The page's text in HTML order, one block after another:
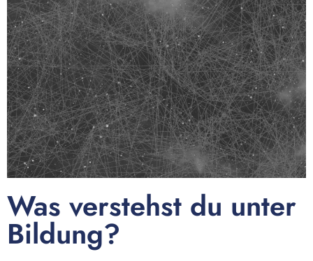
Was verstehst du unter
Bildung?